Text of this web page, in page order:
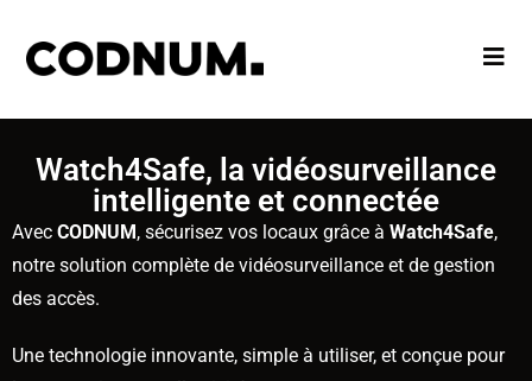
Watch4Safe, la vidéosurveillance
intelligente et connectée
Avec CODNUM, sécurisez vos locaux grâce à Watch4Safe,
notre solution complète de vidéosurveillance et de gestion
des accès.
Une technologie innovante, simple à utiliser, et conçue pour